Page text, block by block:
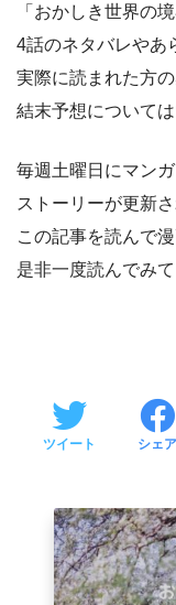
「おかしき世界の境
4話のネタバレやあ
実際に読まれた方の
結末予想について
毎週土曜日にマン
ストーリーが更新
この記事を読んで
是非一度読んでみ
ツイート シェア